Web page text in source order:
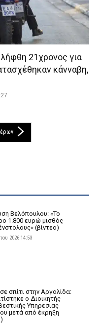
21χρονος για
κάνναβη,
Βελόπουλου: «Το
1.800 ευρώ μισθός
(βίντεο)
2026 14:53
σπίτι στην Αργολίδα:
o Διοικητής
Υπηρεσίας
μετά από έκρηξη